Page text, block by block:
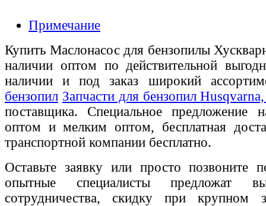
Примечание
Купить Маслонасос для бензопилы
наличии оптом по действительной
наличии и под заказ широкий
бензопил Запчасти для бензопил
поставщика. Специальное предложение
оптом и мелким оптом, бесплатная
транспортной компании бесплатно.
Оставьте заявку или просто позвоните
опытные специалисты предложат
сотрудничества, скидку при крупном